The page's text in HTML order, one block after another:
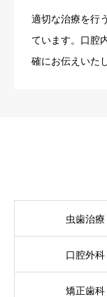
適切な治療を行
ています。口腔
確にお伝えいた
虫歯治療
口腔外科
矯正歯科